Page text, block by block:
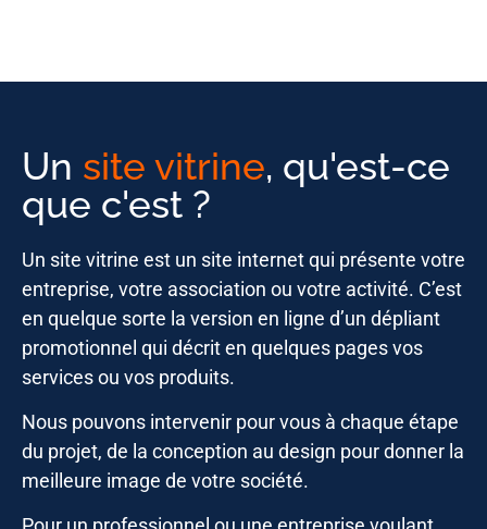
Un site vitrine, qu'est-ce
que c'est ?
Un site vitrine est un site internet qui présente votre
entreprise, votre association ou votre activité. C’est
en quelque sorte la version en ligne d’un dépliant
promotionnel qui décrit en quelques pages vos
services ou vos produits.
Nous pouvons intervenir pour vous à chaque étape
du projet, de la conception au design pour donner la
meilleure image de votre société.